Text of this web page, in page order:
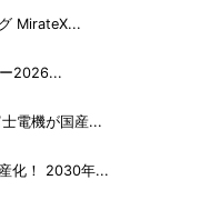
MirateX...
2026...
電機が国産...
化！ 2030年...